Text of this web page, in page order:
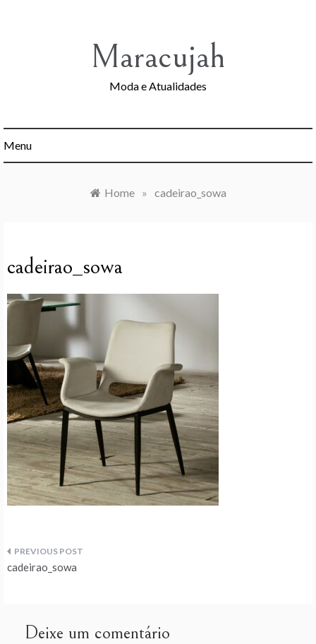
Maracujah
Moda e Atualidades
Menu
Home » cadeirao_sowa
cadeirao_sowa
Navegação
artigos
cadeirao_sowa
Deixe um comentário